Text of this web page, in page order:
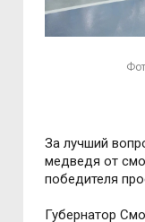
За лучший
медведя от
победителя
Губернатор